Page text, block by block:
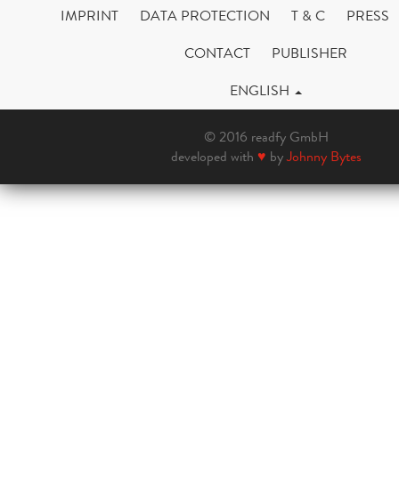
IMPRINT DATA PROTECTION T & C
PRESS
CONTACT
PUBLISHER
ENGLISH
© 2016 readfy GmbH
developed with ♥ byJohnny Bytes